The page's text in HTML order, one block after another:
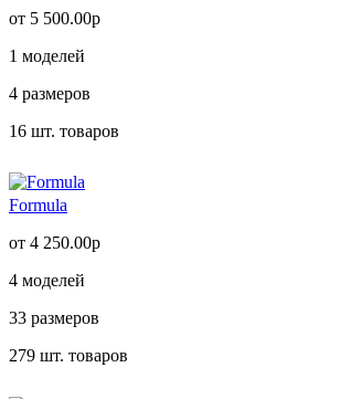
от 5 500.00р
1 моделей
4 размеров
16 шт. товаров
Formula
от 4 250.00р
4 моделей
33 размеров
279 шт. товаров